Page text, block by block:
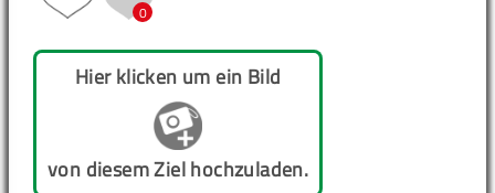
0
Hier klicken um ein Bild
von diesem Ziel hochzuladen.